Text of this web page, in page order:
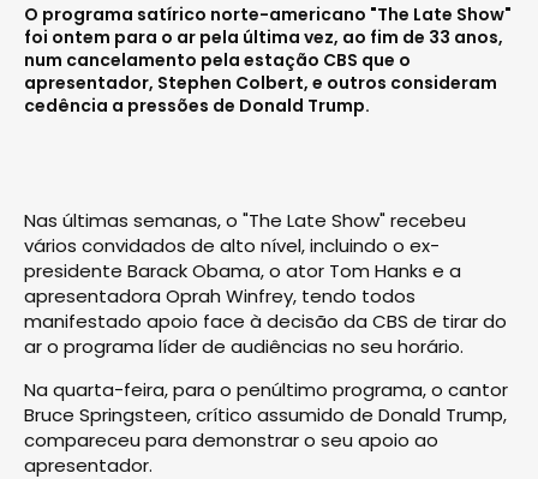
O programa satírico norte-americano "The Late Show"
foi ontem para o ar pela última vez, ao fim de 33 anos,
num cancelamento pela estação CBS que o
apresentador, Stephen Colbert, e outros consideram
cedência a pressões de Donald Trump.
Nas últimas semanas, o "The Late Show" recebeu
vários convidados de alto nível, incluindo o ex-
presidente Barack Obama, o ator Tom Hanks e a
apresentadora Oprah Winfrey, tendo todos
manifestado apoio face à decisão da CBS de tirar do
ar o programa líder de audiências no seu horário.
Na quarta-feira, para o penúltimo programa, o cantor
Bruce Springsteen, crítico assumido de Donald Trump,
compareceu para demonstrar o seu apoio ao
apresentador.